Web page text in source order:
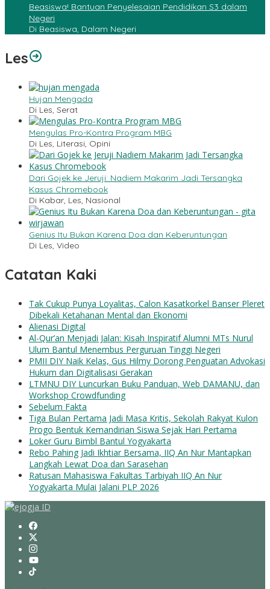
Beasiswa! Bantuan Penyelesaian Pendidikan S3 dalam
Negeri
Di Beasiswa, Dalam Negeri
Les
Hujan Mengada
Di Les, Serat
Mengulas Pro-Kontra Program MBG
Di Les, Literasi, Opini
Dari Gojek ke Jeruji: Nadiem Makarim Jadi Tersangka
Kasus Chromebook
Di Kabar, Les, Nasional
Genius Itu Bukan Karena Doa dan Keberuntungan
Di Les, Video
Catatan Kaki
Tak Cukup Punya Loyalitas, Calon Kasatkorkel Banser Pleret
Dibekali Ketahanan Mental dan Ekonomi
Alienasi Digital
Al-Qur’an Menjadi Jalan: Kisah Inspiratif Alumni MTs Nurul
Ulum Bantul Menembus Perguruan Tinggi Negeri
PMII DIY Naik Kelas, Gus Hilmy Dorong Penguatan Advokasi
Hukum dan Digitalisasi Gerakan
LTMNU DIY Luncurkan Buku Panduan, Web DAMANU, dan
Workshop Crowdfunding
Sebelum Fakta
Tiga Bulan Pertama Jadi Masa Kritis, Sekolah Rakyat Kulon
Progo Bentuk Kemandirian Siswa Sejak Hari Pertama
Loker Guru Bimbl Bantul Yogyakarta
Rebo Pahing Jadi Ikhtiar Bersama, IIQ An Nur Mantapkan
Langkah Lewat Doa dan Sarasehan
Ratusan Mahasiswa Fakultas Tarbiyah IIQ An Nur
Yogyakarta Mulai Jalani PLP 2026